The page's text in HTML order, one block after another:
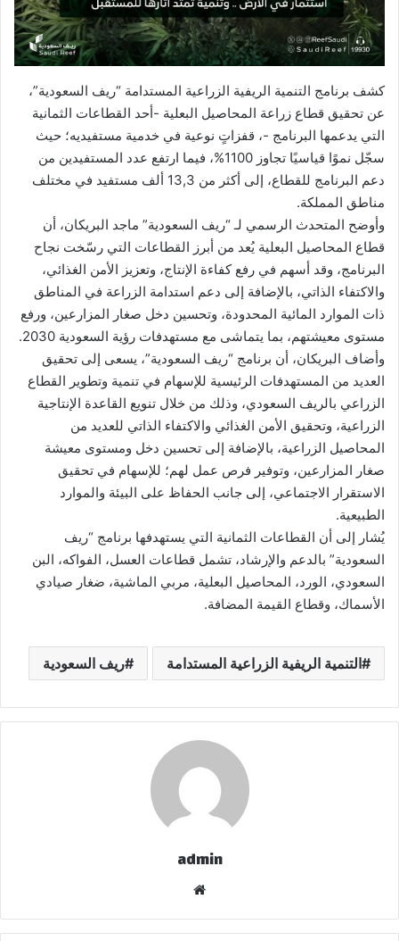
كشف برنامج التنمية الريفية الزراعية المستدامة “ريف السعودية”،
عن تحقيق قطاع زراعة المحاصيل البعلية -أحد القطاعات الثمانية
التي يدعمها البرنامج -، قفزاتٍ نوعية في خدمية مستفيديه؛ حيث
سجّل نموًا قياسيًا تجاوز 1100%، فيما ارتفع عدد المستفيدين من
دعم البرنامج للقطاع، إلى أكثر من 13,3 ألف مستفيد في مختلف
مناطق المملكة.
وأوضح المتحدث الرسمي لـ “ريف السعودية” ماجد البريكان، أن
قطاع المحاصيل البعلية يُعد من أبرز القطاعات التي رسّخت نجاح
البرنامج، وقد أسهم في رفع كفاءة الإنتاج، وتعزيز الأمن الغذائي،
والاكتفاء الذاتي، بالإضافة إلى دعم استدامة الزراعة في المناطق
ذات الموارد المائية المحدودة، وتحسين دخل صغار المزارعين، ورفع
مستوى معيشتهم، بما يتماشى مع مستهدفات رؤية السعودية 2030.
وأضاف البريكان، أن برنامج “ريف السعودية”، يسعى إلى تحقيق
العديد من المستهدفات الرئيسية للإسهام في تنمية وتطوير القطاع
الزراعي بالريف السعودي، وذلك من خلال تنويع القاعدة الإنتاجية
الزراعية، وتحقيق الأمن الغذائي والاكتفاء الذاتي للعديد من
المحاصيل الزراعية، بالإضافة إلى تحسين دخل ومستوى معيشة
صغار المزارعين، وتوفير فرص عمل لهم؛ للإسهام في تحقيق
الاستقرار الاجتماعي، إلى جانب الحفاظ على البيئة والموارد
الطبيعية.
يُشار إلى أن القطاعات الثمانية التي يستهدفها برنامج “ريف
السعودية” بالدعم والإرشاد، تشمل قطاعات العسل، الفواكه، البن
السعودي، الورد، المحاصيل البعلية، مربي الماشية، ضغار صيادي
الأسماك، وقطاع القيمة المضافة.
التنمية الريفية الزراعية المستدامة ريف السعودية
admin